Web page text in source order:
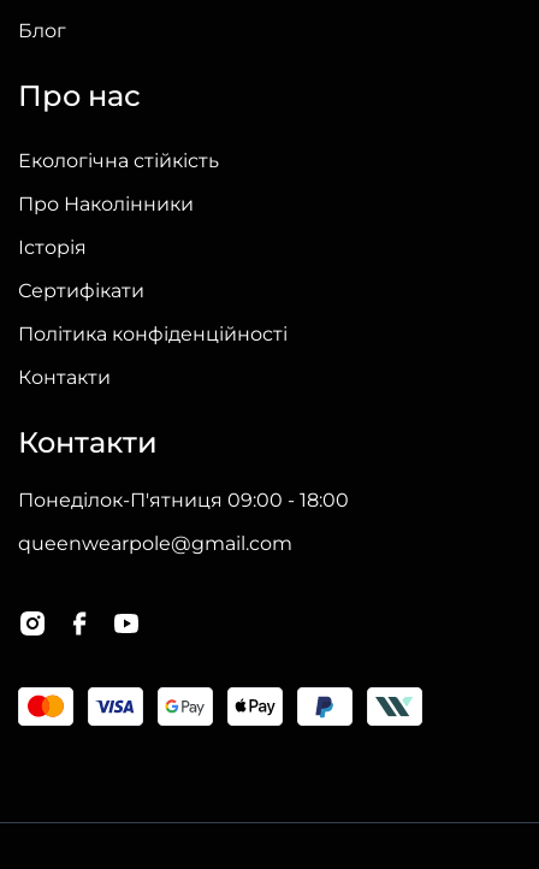
Блог
Про нас
Екологічна стійкість
Про Наколінники
Історія
Сертифікати
Політика конфіденційності
Контакти
Контакти
Понеділок-П'ятниця 09:00 - 18:00
queenwearpole@gmail.com